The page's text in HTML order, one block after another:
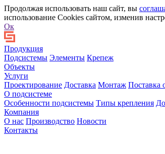
Продолжая использовать наш сайт, вы
использование Cookies сайтом, изменив
Ок
Продукция
Подсистемы Элементы Крепеж
Объекты
Услуги
Проектирование Доставка Монтаж Поставка
О подсистеме
Особенности подсистемы Типы крепления
Компания
О нас Производство Новости
Контакты